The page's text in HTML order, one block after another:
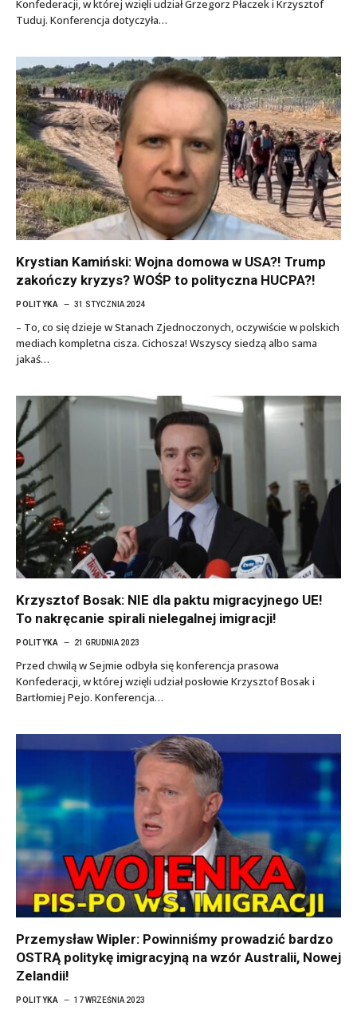
Konfederacji, w której wzięli udział Grzegorz Płaczek i Krzysztof
Tuduj. Konferencja dotyczyła…
Krystian Kamiński: Wojna domowa w USA?! Trump
zakończy kryzys? WOŚP to polityczna HUCPA?!
POLITYKA 31 STYCZNIA 2024
– To, co się dzieje w Stanach Zjednoczonych, oczywiście w polskich
mediach kompletna cisza. Cichosza! Wszyscy siedzą albo sama
jakaś…
Krzysztof Bosak: NIE dla paktu migracyjnego UE!
To nakręcanie spirali nielegalnej imigracji!
POLITYKA 21 GRUDNIA 2023
Przed chwilą w Sejmie odbyła się konferencja prasowa
Konfederacji, w której wzięli udział posłowie Krzysztof Bosak i
Bartłomiej Pejo. Konferencja…
Przemysław Wipler: Powinniśmy prowadzić bardzo
OSTRĄ politykę imigracyjną na wzór Australii, Nowej
Zelandii!
POLITYKA 17 WRZEŚNIA 2023